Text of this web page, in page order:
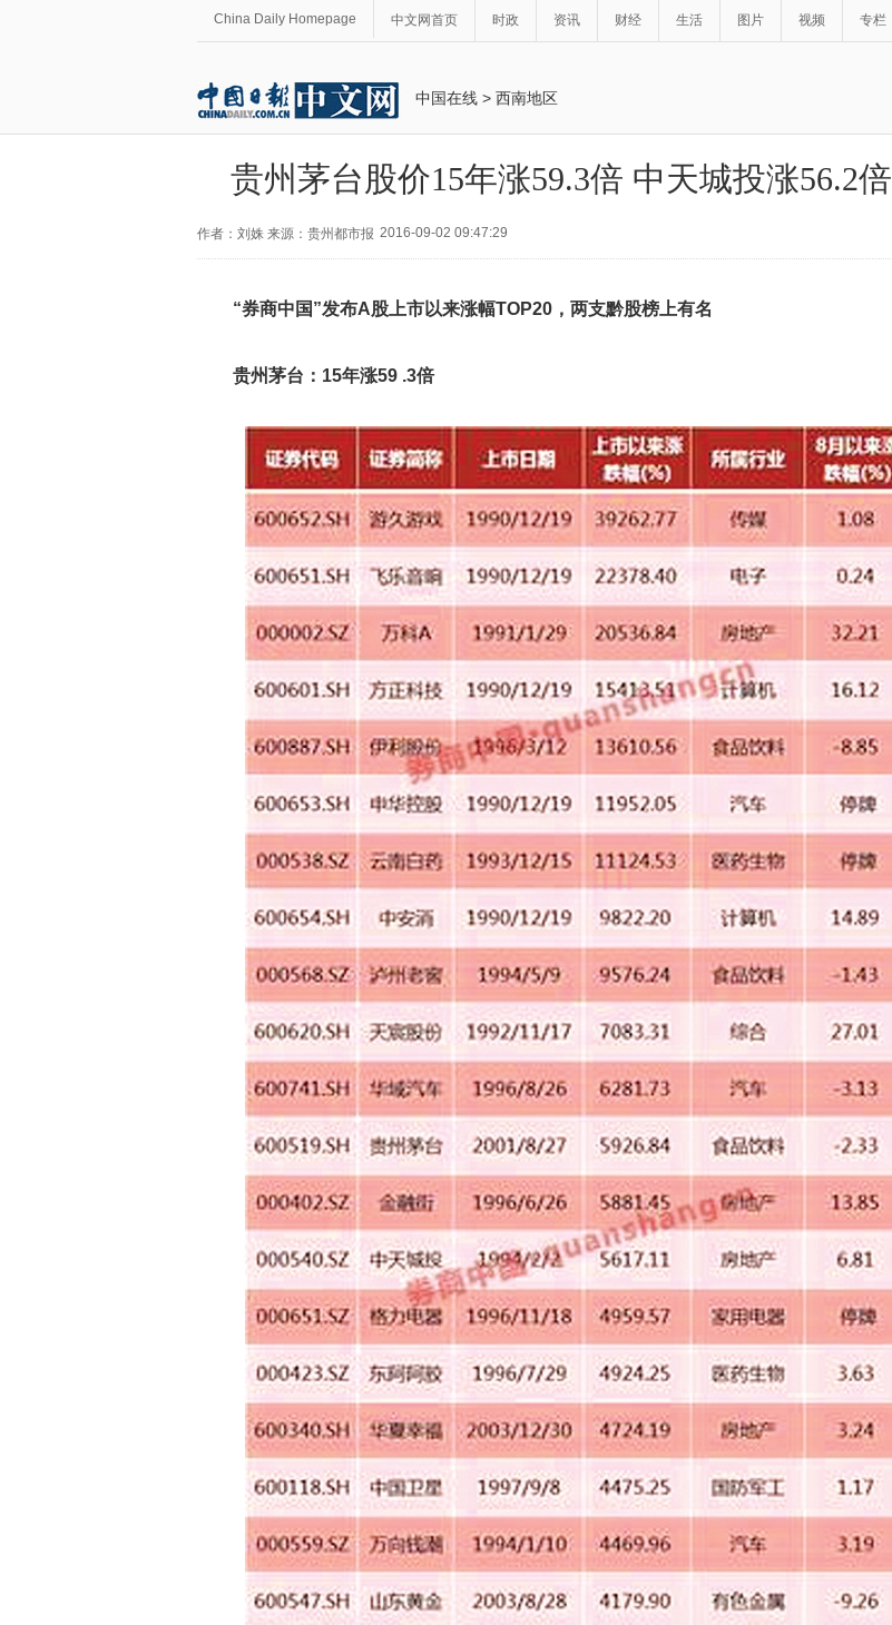
China Daily Homepage 中文网首页 时政 资讯 财经 生活 图片 视频 专栏
中国在线 > 西南地区
贵州茅台股价15年涨59.3倍 中天城投涨56.2倍
作者：刘姝 来源：贵州都市报 2016-09-02 09:47:29
“券商中国”发布A股上市以来涨幅TOP20，两支黔股榜上有名
贵州茅台：15年涨59 .3倍